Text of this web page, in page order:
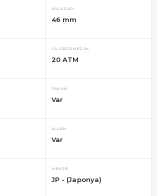
KASA ÇAPI
46 mm
SU GEÇIRMEZLIK
20 ATM
TAKVIM
Var
ALARM
Var
MENŞEI
JP - (Japonya)